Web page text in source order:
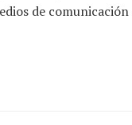
de